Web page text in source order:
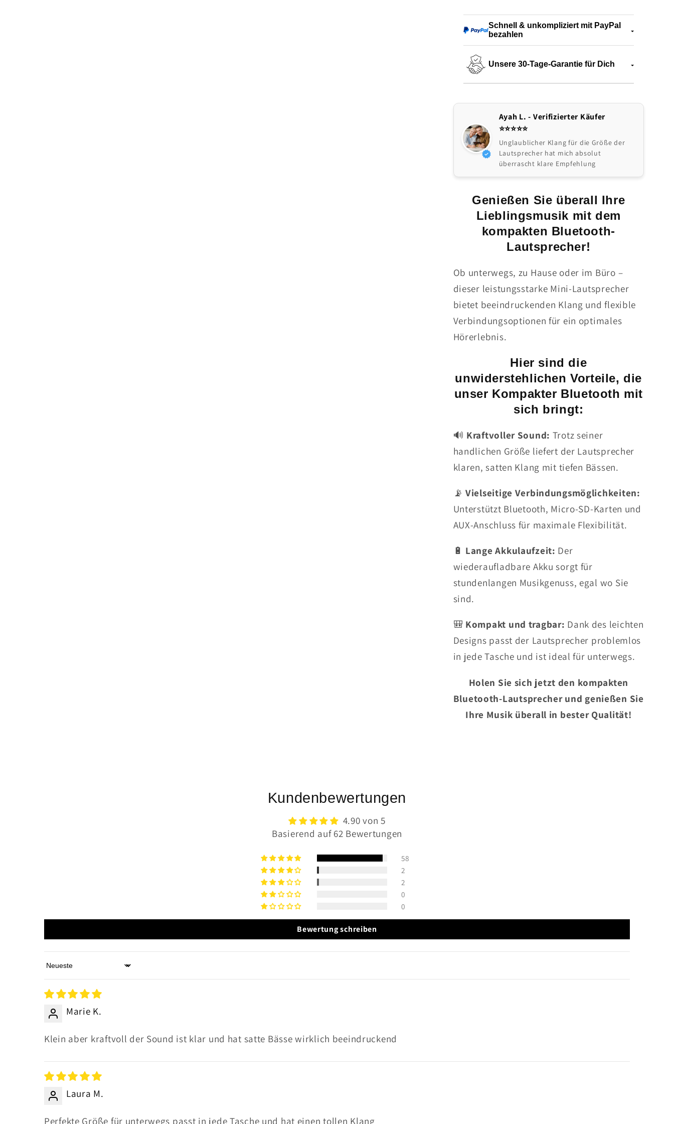
mit
vielseitigen
Anschlussmöglichkeiten
mit
vielseitigen
Anschlussmöglichkeiten
Schnell & unkompliziert mit PayPal
bezahlen
Unsere 30-Tage-Garantie für Dich
Ayah L. - Verifizierter Käufer
⭐️⭐️⭐️⭐️⭐
Unglaublicher Klang für die Größe der
Lautsprecher hat mich absolut
überrascht klare Empfehlung
Genießen Sie überall Ihre
Lieblingsmusik mit dem
kompakten Bluetooth-
Lautsprecher!
Ob unterwegs, zu Hause oder im Büro –
dieser leistungsstarke Mini-Lautsprecher
bietet beeindruckenden Klang und flexible
Verbindungsoptionen für ein optimales
Hörerlebnis.
Hier sind die
unwiderstehlichen Vorteile, die
unser Kompakter Bluetooth mit
sich bringt:
🔊 Kraftvoller Sound: Trotz seiner
handlichen Größe liefert der Lautsprecher
klaren, satten Klang mit tiefen Bässen.
📡Vielseitige Verbindungsmöglichkeiten:
Unterstützt Bluetooth, Micro-SD-Karten und
AUX-Anschluss für maximale Flexibilität.
🔋 Lange Akkulaufzeit: Der
wiederaufladbare Akku sorgt für
stundenlangen Musikgenuss, egal wo Sie
sind.
🎒 Kompakt und tragbar: Dank des leichten
Designs passt der Lautsprecher problemlos
in jede Tasche und ist ideal für unterwegs.
Holen Sie sich jetzt den kompakten
Bluetooth-Lautsprecher und genießen Sie
Ihre Musik überall in bester Qualität!
Kundenbewertungen
4.90 von 5
Basierend auf 62 Bewertungen
58
2
2
0
0
Bewertung schreiben
Sort by
Marie K.
Klein aber kraftvoll der Sound ist klar und hat satte Bässe wirklich beeindruckend
Laura M.
Perfekte Größe für unterwegs passt in jede Tasche und hat einen tollen Klang